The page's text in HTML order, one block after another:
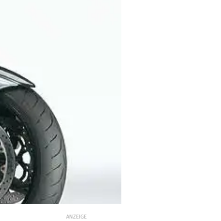
ANZEIGE